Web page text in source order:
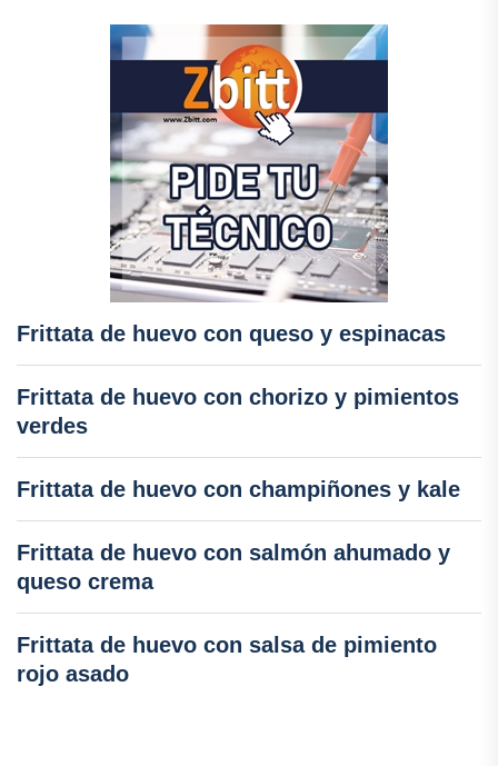
Frittata de huevo con queso y espinacas
Frittata de huevo con chorizo y pimientos
verdes
Frittata de huevo con champiñones y kale
Frittata de huevo con salmón ahumado y
queso crema
Frittata de huevo con salsa de pimiento
rojo asado